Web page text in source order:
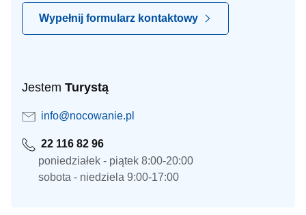
Wypełnij formularz kontaktowy
Jestem Turystą
info@nocowanie.pl
22 116 82 96
poniedziałek - piątek 8:00-20:00
sobota - niedziela 9:00-17:00